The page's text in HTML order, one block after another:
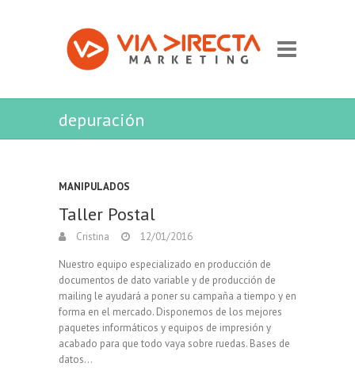
depuración
MANIPULADOS
Taller Postal
Cristina 12/01/2016
Nuestro equipo especializado en producción de
documentos de dato variable y de producción de
mailing le ayudará a poner su campaña a tiempo y en
forma en el mercado. Disponemos de los mejores
paquetes informáticos y equipos de impresión y
acabado para que todo vaya sobre ruedas. Bases de
datos…